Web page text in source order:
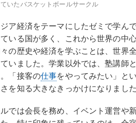
いたバスケットボールサークル
ア経済をテーマにしたゼミで学ん
いる国が多く、これから世界の中
の歴史や経済を学ぶことは、世界
いました。学業以外では、塾講師
「接客の仕事をやってみたい」と
を知る大きなきっかけになりました
では会長を務め、イベント運営や